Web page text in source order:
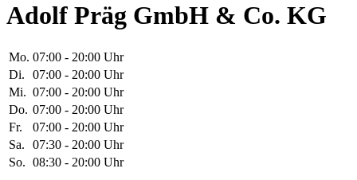
Adolf Präg GmbH & Co. KG
Mo. 07:00 - 20:00 Uhr
Di.
07:00 - 20:00 Uhr
Mi. 07:00 - 20:00 Uhr
Do. 07:00 - 20:00 Uhr
Fr.
07:00 - 20:00 Uhr
Sa.
07:30 - 20:00 Uhr
So. 08:30 - 20:00 Uhr